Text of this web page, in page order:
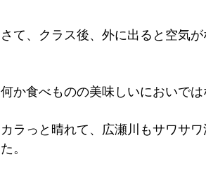
さて、クラス後、外に出ると空気
何か食べものの美味しいにおいで
カラっと晴れて、広瀬川もサワサ
た。